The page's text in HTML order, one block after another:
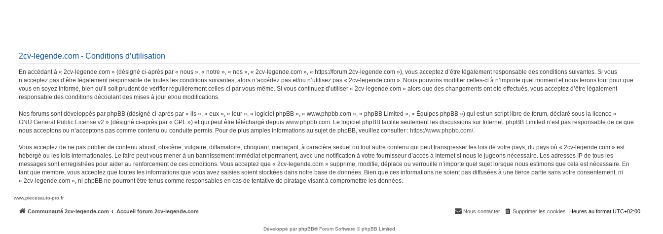
2cv-legende.com - Conditions d’utilisation
En accédant à « 2cv-legende.com » (désigné ci-après par « nous », « notre », « nos », « 2cv-legende.com », « https://forum.2cv-legende.com »), vous acceptez d’être légalement responsable des conditions suivantes. Si vous
n’acceptez pas d’être légalement responsable de toutes les conditions suivantes, alors n’accédez pas et/ou n’utilisez pas « 2cv-legende.com ». Nous pouvons modifier celles-ci à n’importe quel moment et nous ferons tout pour que
vous en soyez informé, bien qu’il soit prudent de vérifier régulièrement celles-ci par vous-même. Si vous continuez d’utiliser « 2cv-legende.com » alors que des changements ont été effectués, vous acceptez d’être légalement
responsable des conditions découlant des mises à jour et/ou modifications.
Nos forums sont développés par phpBB (désigné ci-après par « ils », « eux », « leur », « logiciel phpBB », « www.phpbb.com », « phpBB Limited », « Équipes phpBB ») qui est un script libre de forum, déclaré sous la licence «
GNU General Public License v2 » (désigné ci-après par « GPL ») et qui peut être téléchargé depuis www.phpbb.com. Le logiciel phpBB facilite seulement les discussions sur Internet. phpBB Limited n’est pas responsable de ce que
nous acceptons ou n’acceptons pas comme contenu ou conduite permis. Pour de plus amples informations au sujet de phpBB, veuillez consulter : https://www.phpbb.com/.
Vous acceptez de ne pas publier de contenu abusif, obscène, vulgaire, diffamatoire, choquant, menaçant, à caractère sexuel ou tout autre contenu qui peut transgresser les lois de votre pays, du pays où « 2cv-legende.com » est
hébergé ou les lois internationales. Le faire peut vous mener à un bannissement immédiat et permanent, avec une notification à votre fournisseur d’accès à Internet si nous le jugeons nécessaire. Les adresses IP de tous les
messages sont enregistrées pour aider au renforcement de ces conditions. Vous acceptez que « 2cv-legende.com » supprime, modifie, déplace ou verrouille n’importe quel sujet lorsque nous estimons que cela est nécessaire. En
tant que membre, vous acceptez que toutes les informations que vous avez saisies soient stockées dans notre base de données. Bien que ces informations ne soient pas diffusées à une tierce partie sans votre consentement, ni
« 2cv-legende.com », ni phpBB ne pourront être tenus comme responsables en cas de tentative de piratage visant à compromettre les données.
www.piecesauto-pro.fr
Communauté 2cv-legende.com Accueil forum 2cv-legende.com Heures au formatUTC+02:00
Supprimer les cookies
Nous contacter
Développé parphpBB® Forum Software © phpBB Limited